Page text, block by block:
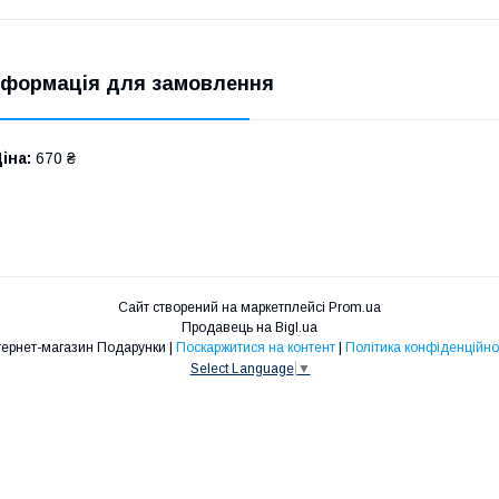
для замовлення
670 ₴
Сайт створений на маркетплейсі Prom.ua
Продавець на Bigl.ua
Інтернет-магазин Подарунки | Поскаржитися на контент | Політика
Select Language ▼